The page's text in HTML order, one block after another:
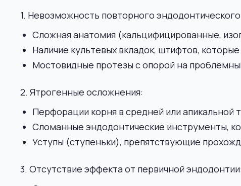
1. Невозможность повторного
Сложная анатомия (кальцифицированные,
Наличие культевых вкладок, штифтов,
Мостовидные протезы с опорой на
2. Ятрогенные осложнения:
Перфорации корня в средней или апикальной
Сломанные эндодонтические инструменты,
Уступы (ступеньки), препятствующие
3. Отсутствие эффекта от первичной